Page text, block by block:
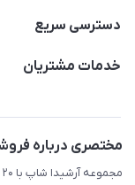
دسترسی سریع
حساب کاربری
لیست محصولات
درباره ما
خدمات مشتریان
مختصری درباره